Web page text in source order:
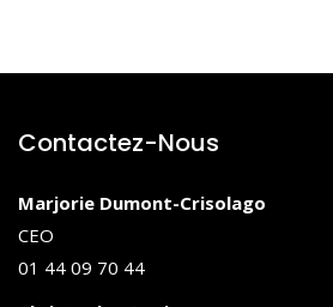
Contactez-Nous
Marjorie Dumont-Crisolago
CEO
01 44 09 70 44